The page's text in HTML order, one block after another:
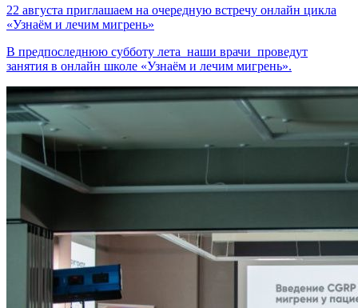
22 августа приглашаем на очередную встречу онлайн цикла
«Узнаём и лечим мигрень»
В предпоследнюю субботу лета наши врачи проведут
занятия в онлайн школе «Узнаём и лечим мигрень».